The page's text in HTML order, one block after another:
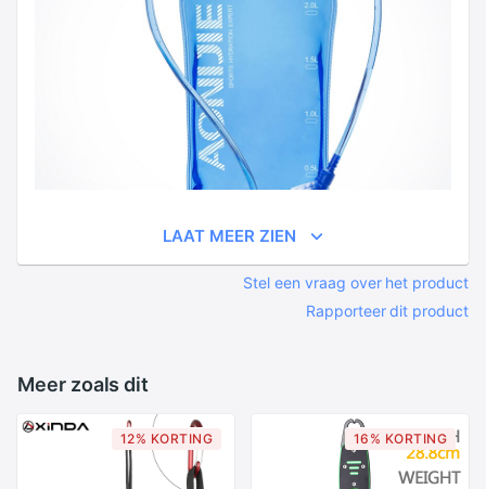
LAAT MEER ZIEN
Stel een vraag over het product
Rapporteer dit product
Meer zoals dit
12% KORTING 16% KORTING